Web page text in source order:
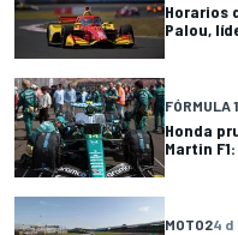
Horarios
Palou,
FÓRMULA 1
Honda
Martin
MOTO24 d